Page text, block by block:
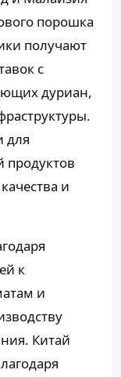
порошка
получают
с
дуриан,
для
и
к
и
Китай